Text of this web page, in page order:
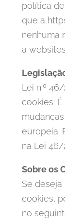
política
que a
nenhuma
a
Lei n.º
cookies:
europeia.
na Lei 46/
Sobre os
Se
cookies,
no